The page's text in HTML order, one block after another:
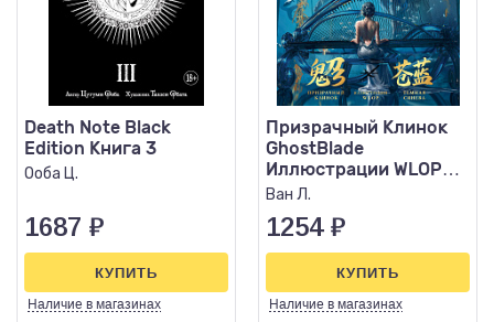
Death Note Black
Edition Книга 3
Ооба Ц.
1687 ₽
Наличие в магазинах
КУПИТЬ
Призрачный Клинок
GhostBlade
Иллюстрации WLOP
Темная синева
Ван Л.
1254 ₽
Наличие в магазинах
КУПИТЬ